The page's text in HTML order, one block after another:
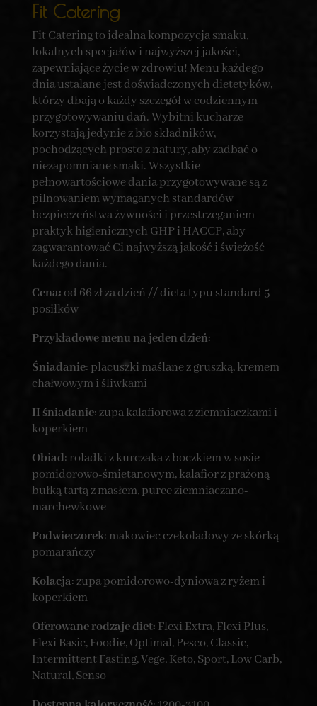
Fit Catering
Fit Catering to idealna kompozycja smaku,
lokalnych specjałów i najwyższej jakości,
zapewniające życie w zdrowiu! Menu każdego
dnia ustalane jest doświadczonych dietetyków,
którzy dbają o każdy szczegół w codziennym
przygotowywaniu dań. Wybitni kucharze
korzystają jedynie z bio składników,
pochodzących prosto z natury, aby zadbać o
niezapomniane smaki. Wszystkie
pełnowartościowe dania przygotowywane są z
pilnowaniem wymaganych standardów
bezpieczeństwa żywności i przestrzeganiem
praktyk higienicznych GHP i HACCP, aby
zagwarantować Ci najwyższą jakość i świeżość
każdego dania.
Cena: od 66 zł za dzień // dieta typu standard 5
posiłków
Przykładowe menu na jeden dzień:
Śniadanie: placuszki maślane z gruszką, kremem
chałwowym i śliwkami
II śniadanie: zupa kalafiorowa z ziemniaczkami i
koperkiem
Obiad: roladki z kurczaka z boczkiem w sosie
pomidorowo-śmietanowym, kalafior z prażoną
bułką tartą z masłem, puree ziemniaczano-
marchewkowe
Podwieczorek: makowiec czekoladowy ze skórką
pomarańczy
Kolacja: zupa pomidorowo-dyniowa z ryżem i
koperkiem
Oferowane rodzaje diet: Flexi Extra, Flexi Plus,
Flexi Basic, Foodie, Optimal, Pesco, Classic,
Intermittent Fasting, Vege, Keto, Sport, Low Carb,
Natural, Senso